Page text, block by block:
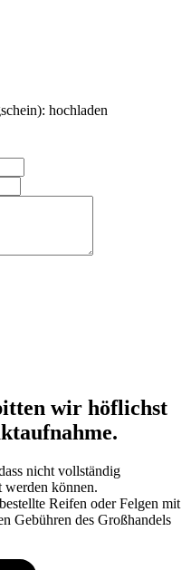
hochladen
wir höflichst
nicht vollständig
werden können.
Reifen oder Felgen mit
Gebühren des Großhandels